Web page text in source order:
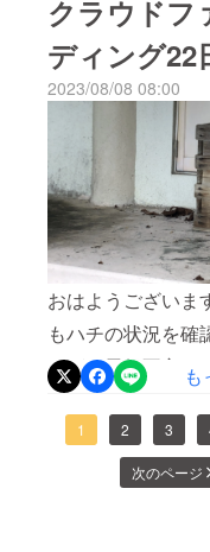
すので、今しばら
ください。また、
動については、私
の個人ブログにて
ていただきますの
ローいただければ
す。Instagram、
て、「
検索していただけ
かと思います。ど
ろしくお願い致し
月21日（土）の開
ターン商品の発送
打って頑張ります
ラウドファンディ
は反映されており
が、仕事の合間を
上板町内の法人・
へ順次、説明とお
接させていただい
現在のところ約10
上積みされる予定
らに、今回神社と
みをつけるため、
一先ず3万円を捻出
だきました。まだ
標金額には及びま
少しでも予定して
に近づけるため水
メッセージやメー
だきました皆さま
とうございました
ドファンディング
と向かっておりま
達成は難しいかも
んが、最後までや
いと思います！初
催しには、様々な
りますが、個人的
を楽しみながら準
ます。初回をどう
り上げていくか、
続していくために
るかいつしか自分
クラウドフ
ディング22
2023/08/08 08:00
おはようございま
もハチの状況を確
たが、天候不良に
が下がったからか
ウヨウヨと飛び回
した。もう少し落
も
1 2 3
次のページ